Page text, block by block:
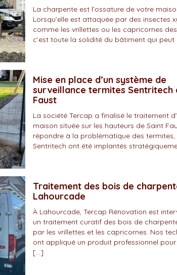
La charpente est l’ossature de votre
Lorsqu’elle est attaquée par des insectes
comme les vrillettes ou les capricornes
c’est toute la solidité du bâtiment qui
Mise en place d’un système de
surveillance termites Sentritech
Faust
La société Tercap a finalisé le traitement
maison située sur les hauteurs de Saint
répondre à la problématique des termites,
Sentritech ont été implantés
Traitement des bois de
Lahourcade
À Lahourcade, Tercap Rénovation est
un traitement curatif des bois de
par les vrillettes et les capricornes. Nos
ont appliqué un produit professionnel
[…]